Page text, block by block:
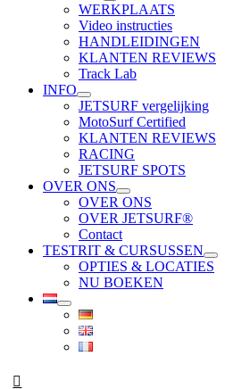
WERKPLAATS
Video instructies
HANDLEIDINGEN
KLANTEN REVIEWS
Track Lab
INFO
JETSURF vergelijking
MotoSurf Certified
KLANTEN REVIEWS
RACING
JETSURF SPOTS
OVER ONS
OVER ONS
OVER JETSURF®
Contact
TESTRIT & CURSUSSEN
OPTIES & LOCATIES
NU BOEKEN